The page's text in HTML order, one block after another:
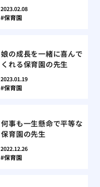
2023.02.08
保育園
娘の成長を一緒に喜んで
くれる保育園の先生
2023.01.19
保育園
何事も一生懸命で平等な
保育園の先生
2022.12.26
保育園